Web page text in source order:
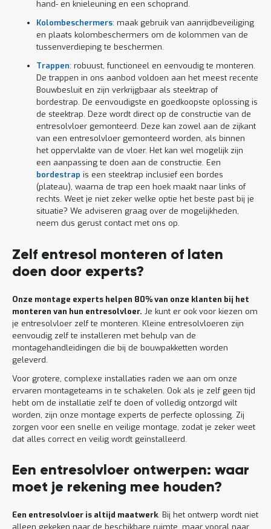
hand- en knieleuning en een schoprand.
Kolombeschermers: maak gebruik van aanrijdbeveiliging
en plaats kolombeschermers om de kolommen van de
tussenverdieping te beschermen.
Trappen: robuust, functioneel en eenvoudig te monteren.
De trappen in ons aanbod voldoen aan het meest recente
Bouwbesluit en zijn verkrijgbaar als steektrap of
bordestrap. De eenvoudigste en goedkoopste oplossing is
de steektrap. Deze wordt direct op de constructie van de
entresolvloer gemonteerd. Deze kan zowel aan de zijkant
van een entresolvloer gemonteerd worden, als binnen
het oppervlakte van de vloer. Het kan wel mogelijk zijn
een aanpassing te doen aan de constructie. Een
bordestrap is een steektrap inclusief een bordes
(plateau), waarna de trap een hoek maakt naar links of
rechts. Weet je niet zeker welke optie het beste past bij je
situatie? We adviseren graag over de mogelijkheden,
neem dus gerust contact met ons op.
Zelf entresol monteren of laten
doen door experts?
Onze montage experts helpen 80% van onze klanten bij het
monteren van hun entresolvloer. Je kunt er ook voor kiezen om
je entresolvloer zelf te monteren. Kleine entresolvloeren zijn
eenvoudig zelf te installeren met behulp van de
montagehandleidingen die bij de bouwpakketten worden
geleverd.
Voor grotere, complexe installaties raden we aan om onze
ervaren montageteams in te schakelen. Ook als je zelf geen tijd
hebt om de installatie zelf te doen of volledig ontzorgd wilt
worden, zijn onze montage experts de perfecte oplossing. Zij
zorgen voor een snelle en veilige montage, zodat je zeker weet
dat alles correct en veilig wordt geïnstalleerd.
Een entresolvloer ontwerpen: waar
moet je rekening mee houden?
Een entresolvloer is altijd maatwerk. Bij het ontwerp wordt niet
alleen gekeken naar de beschikbare ruimte, maar vooral naar